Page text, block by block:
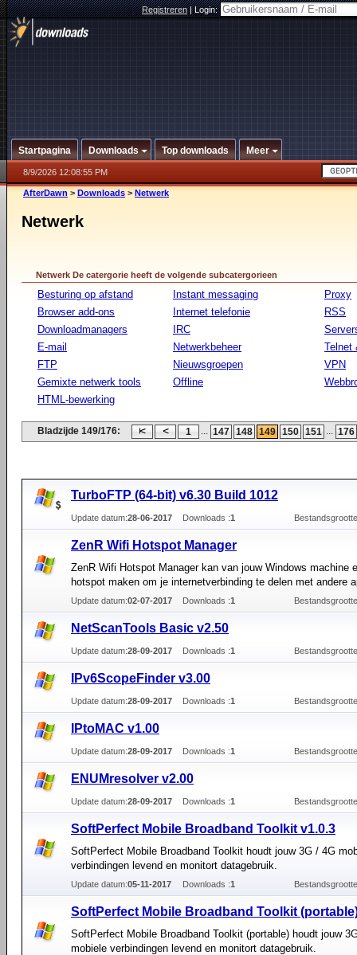
Registreren|Login:
Startpagina Downloads Top downloads Meer
8/9/2026 12:08:55 PM
AfterDawn > Downloads > Netwerk
Netwerk
Netwerk De catergorie heeft de volgende subcatergorieen
Besturing op afstand
Browser add-ons
Downloadmanagers
E-mail
FTP
Gemixte netwerk tools
HTML-bewerking
Instant messaging
Internet telefonie
IRC
Netwerkbeheer
Nieuwsgroepen
Offline
Proxy
RSS
Telnet
VPN
Bladzijde 149/176: 1 ... 147 148 149 150 151 ... 176
TurboFTP (64-bit) v6.30 Build 1012
Update datum:28-06-2017 Downloads :1
ZenR Wifi Hotspot Manager
ZenR Wifi Hotspot Manager kan van jouw Windows machine
hotspot maken om je internetverbinding te delen met andere
Update datum:02-07-2017 Downloads :1
NetScanTools Basic v2.50
Update datum:28-09-2017 Downloads :1
IPv6ScopeFinder v3.00
Update datum:28-09-2017 Downloads :1
IPtoMAC v1.00
Update datum:28-09-2017 Downloads :1
ENUMresolver v2.00
Update datum:28-09-2017 Downloads :1
SoftPerfect Mobile Broadband Toolkit v1.0.3
SoftPerfect Mobile Broadband Toolkit houdt jouw 3G / 4G
verbindingen levend en monitort datagebruik.
Update datum:05-11-2017 Downloads :1
SoftPerfect Mobile Broadband Toolkit
SoftPerfect Mobile Broadband Toolkit (portable) houdt jouw
mobiele verbindingen levend en monitort datagebruik.